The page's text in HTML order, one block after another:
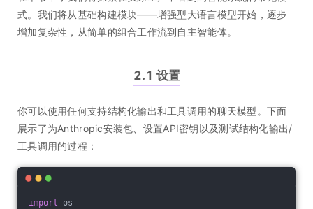
式。我们将从基础构建模块——增强型大语言模型开始，逐步
增加复杂性，从简单的组合工作流到自主智能体。
2.1 设置
你可以使用任何支持结构化输出和工具调用的聊天模型。下面
展示了为Anthropic安装包、设置API密钥以及测试结构化输出/
工具调用的过程：
import os